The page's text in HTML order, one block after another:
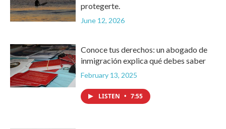
protegerte.
June 12, 2026
Conoce tus derechos: un abogado de
inmigración explica qué debes saber
February 13, 2025
LISTEN • 7:55